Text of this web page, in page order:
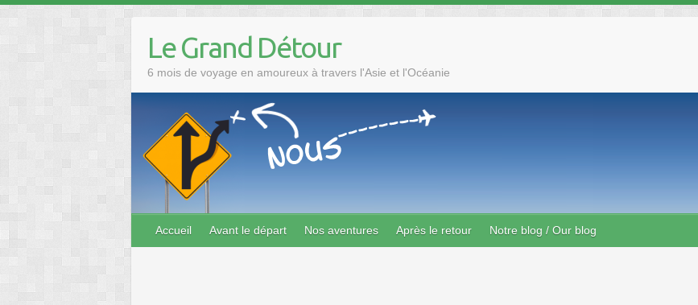
content
Le Grand Détour
6 mois de voyage en amoureux à travers l'Asie et l'Océanie
Accueil Avant le départ Nos aventures Après le retour Notre blog / Our blog